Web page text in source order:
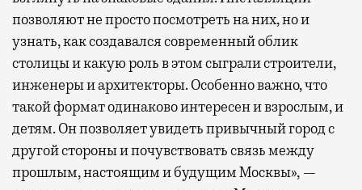
позволяют не просто посмотреть на них, но и
узнать, как создавался современный облик
столицы и какую роль в этом сыграли строители,
инженеры и архитекторы. Особенно важно, что
такой формат одинаково интересен и взрослым, и
детям. Он позволяет увидеть привычный город с
другой стороны и почувствовать связь между
прошлым, настоящим и будущим Москвы», —